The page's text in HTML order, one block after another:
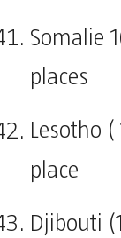
Somalie
places
Lesotho (
place
Djibouti